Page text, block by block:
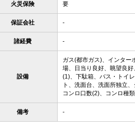
火災保険 要
保証会社 -
諸経費 -
設備
ガス(都市ガス)、インター
場、日当り良好、眺望良
(1)、下駄箱、バス・トイ
ト、洗面台、洗面所独立
コンロ口数(2)、コンロ種
備考 -